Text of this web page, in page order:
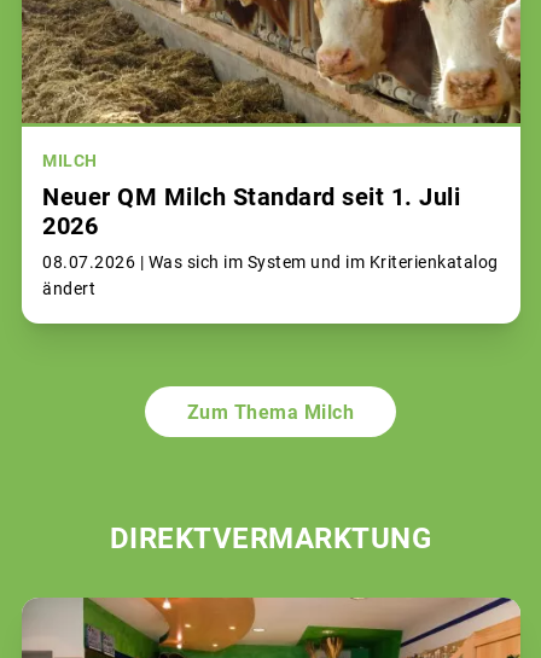
MILCH
Neuer QM Milch Standard seit 1. Juli
2026
08.07.2026 | Was sich im System und im Kriterienkatalog
ändert
Zum Thema Milch
DIREKTVERMARKTUNG